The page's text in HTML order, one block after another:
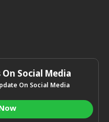
On Social Media
On Social Media